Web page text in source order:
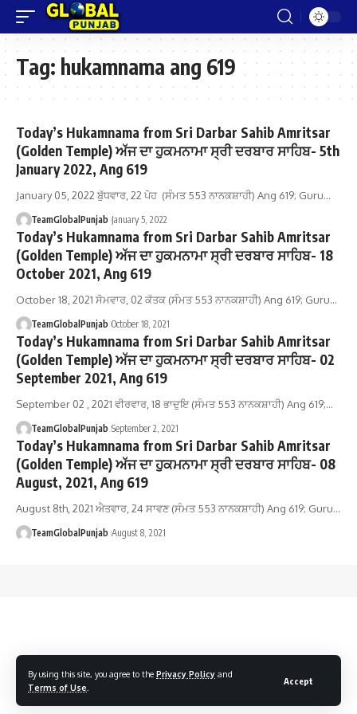
By using this site, you agree to the Privacy Policy and
Terms of Use
Accept
Tag: hukamnama ang 619
Today’s Hukamnama from Sri Darbar Sahib Amritsar
(Golden Temple) ਅੱਜ ਦਾ ਹੁਕਮਨਾਮਾ ਸ੍ਰੀ ਦਰਬਾਰ ਸਾਹਿਬ- 5th
January 2022, Ang 619
January 05, 2022 ਬੁੱਧਵਾਰ, 22 ਪੋਹ (ਸੰਮਤ 553 ਨਾਨਕਸ਼ਾਹੀ) Ang 619; Guru…
TeamGlobalPunjab January 5, 2022
Today’s Hukamnama from Sri Darbar Sahib Amritsar
(Golden Temple) ਅੱਜ ਦਾ ਹੁਕਮਨਾਮਾ ਸ੍ਰੀ ਦਰਬਾਰ ਸਾਹਿਬ- 18
October 2021, Ang 619
October 18, 2021 ਸੋਮਵਾਰ, 02 ਕੱਤਕ (ਸੰਮਤ 553 ਨਾਨਕਸ਼ਾਹੀ) Ang 619; Guru…
TeamGlobalPunjab October 18, 2021
Today’s Hukamnama from Sri Darbar Sahib Amritsar
(Golden Temple) ਅੱਜ ਦਾ ਹੁਕਮਨਾਮਾ ਸ੍ਰੀ ਦਰਬਾਰ ਸਾਹਿਬ- 02
September 2021, Ang 619
September 02 , 2021 ਵੀਰਵਾਰ, 18 ਭਾਦੁਇ (ਸੰਮਤ 553 ਨਾਨਕਸ਼ਾਹੀ) Ang 619;…
TeamGlobalPunjab September 2, 2021
Today’s Hukamnama from Sri Darbar Sahib Amritsar
(Golden Temple) ਅੱਜ ਦਾ ਹੁਕਮਨਾਮਾ ਸ੍ਰੀ ਦਰਬਾਰ ਸਾਹਿਬ- 08
August, 2021, Ang 619
August 8th, 2021 ਐਤਵਾਰ, 24 ਸਾਵਣ (ਸੰਮਤ 553 ਨਾਨਕਸ਼ਾਹੀ) Ang 619; Guru…
TeamGlobalPunjab August 8, 2021